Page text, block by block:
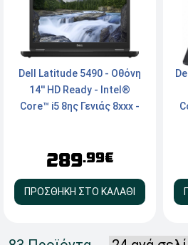
Dell Latitude 5490 - Οθόνη
14'' HD Ready - Intel®
Core™ i5 8ης Γενιάς 8xxx -
VGA - Windows 11 Pro
289.99€
ΠΡΟΣΘΗΚΗ ΣΤΟ ΚΑΛΑΘΙ